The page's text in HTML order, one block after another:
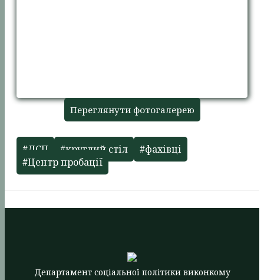
Переглянути фотогалерею
#ДСП #круглий стіл
#фахівці
#Центр пробації
Департамент соціальної політики виконкому